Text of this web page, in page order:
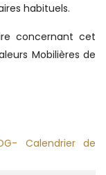
habituels.
concernant cet
Mobilières de
Calendrier de